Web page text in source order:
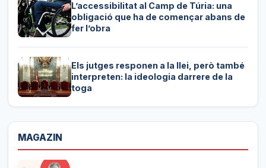
L’accessibilitat al Camp de Túria: una
obligació que ha de començar abans de
fer l’obra
Els jutges responen a la llei, però també
interpreten: la ideologia darrere de la
toga
MAGAZIN